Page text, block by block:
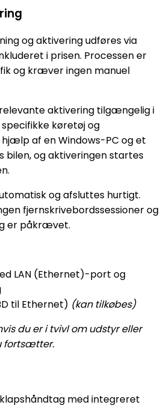
og aktivering udføres via
i prisen. Processen er
og kræver ingen manuel
aktivering tilgængelig i
køretøj og
af en Windows-PC og et
bilen, og aktiveringen startes
og afsluttes hurtigt.
fjernskrivebordssessioner og
er påkrævet.
LAN (Ethernet)-port og
til Ethernet) (kan tilkøbes)
du er i tvivl om udstyr eller
fortsætter.
med integreret